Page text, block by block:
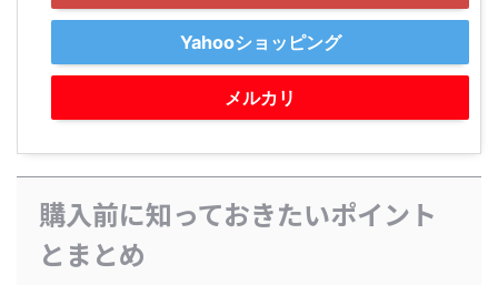
Yahooショッピング
メルカリ
購入前に知っておきたいポイント
とまとめ